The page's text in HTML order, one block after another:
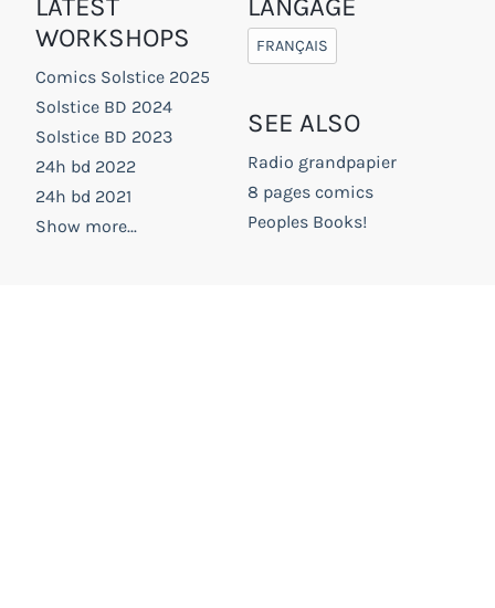
LATEST
WORKSHOPS
Comics Solstice 2025
Solstice BD 2024
Solstice BD 2023
24h bd 2022
24h bd 2021
Show more...
LANGAGE
FRANÇAIS
SEE ALSO
Radio grandpapier
8 pages comics
Peoples Books!